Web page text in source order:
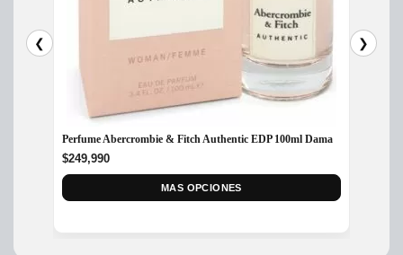
❮
Perfume Abercrombie & Fitch Authentic EDP 100ml Dama
$249,990
MAS OPCIONES
❯